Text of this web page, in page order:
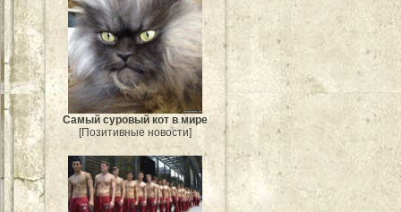
Самый суровый кот в мире
[Позитивные новости]